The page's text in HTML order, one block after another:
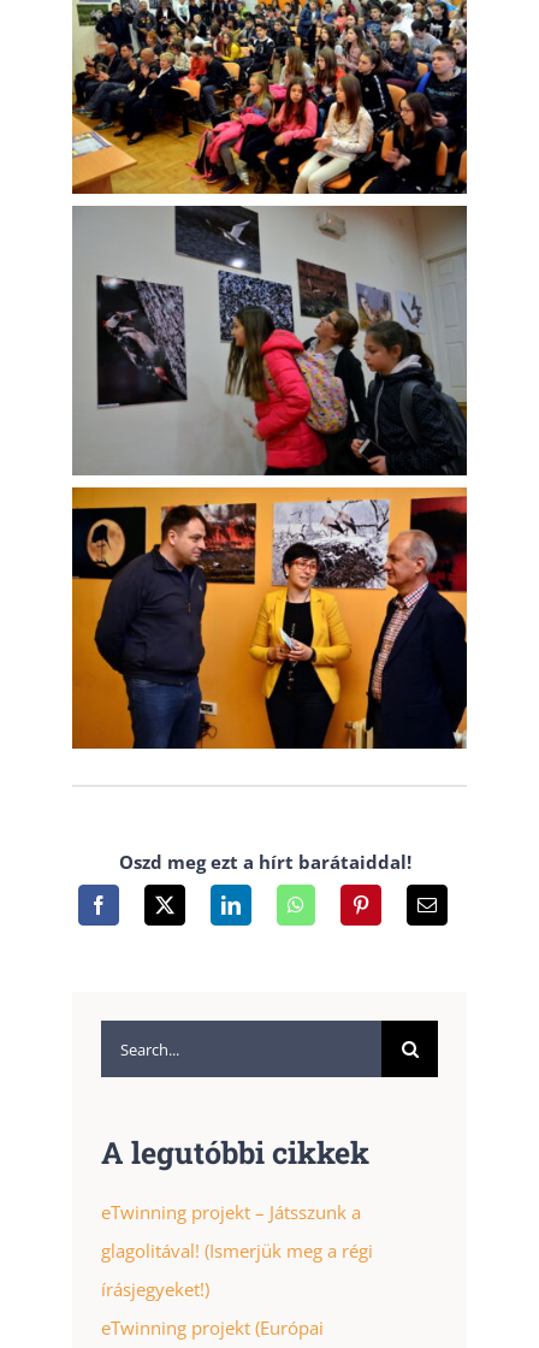
Oszd meg ezt a hírt barátaiddal!
Search
for:
A legutóbbi cikkek
eTwinning projekt – Játsszunk a
glagolitával! (Ismerjük meg a régi
írásjegyeket!)
eTwinning projekt (Európai